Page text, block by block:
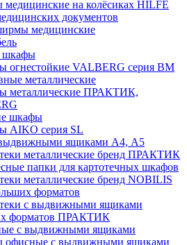
медицинские на колёсиках HILFE
документов
медицинские
шкафы
огнестойкие VALBERG серия BM
металлические
металлические ПРАКТИК,
шкафы
AIKO серия SL
выдвижными ящиками А4, А5
металлические бренд ПРАКТИК
папки для картотечных шкафов
металлические бренд NOBILIS
форматов
с выдвижными ящиками
форматов ПРАКТИК
с выдвижными ящиками
офисные с выдвижными ящиками